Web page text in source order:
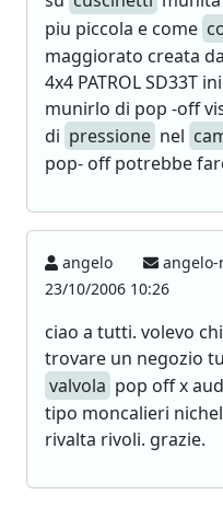
piu piccola e come
maggiorato creata
4x4 PATROL SD33T
munirlo di pop -off
di pressione nel
pop- off potrebbe
angelo
23/10/2006 10:26
ciao a tutti. volevo
trovare un negozio
valvola pop off x
tipo moncalieri
rivalta rivoli. grazie.